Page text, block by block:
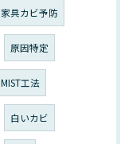
家具カビ予防
原因特定
MIST工法
白いカビ